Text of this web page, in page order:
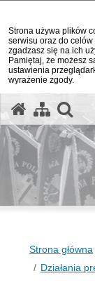
Strona używa plików
serwisu oraz do
zgadzasz się na ich
Pamiętaj, że możesz
ustawienia
wyrażenie zgody.
Strona główna
Działania